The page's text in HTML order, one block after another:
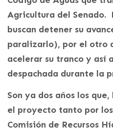
Agricultura del Senado.
buscan detener su
paralizarlo), por el otro
acelerar su tranco y así
despachada durante la
Son ya dos años los
el proyecto tanto por
Comisión de Recursos